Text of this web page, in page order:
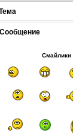
Сообщение
Смайлики